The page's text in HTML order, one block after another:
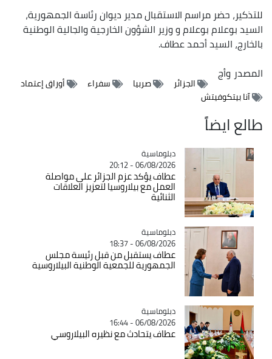
للتذكير، حضر مراسم الاستقبال مدير ديوان رئاسة الجمهورية،
السيد بوعلام بوعلام و وزير الشؤون الخارجية والجالية الوطنية
بالخارج، السيد أحمد عطاف.
المصدروأج
الجزائر صربيا سفراء
أوراق إعتماد
آنا بيتكوفيتش
طالع ايضاً
Catégorie
دبلوماسية
06/08/2026 - 20:12
عطاف يؤكد عزم الجزائر على مواصلة
العمل مع بيلاروسيا لتعزيز العلاقات
الثنائية
Catégorie
دبلوماسية
06/08/2026 - 18:37
عطاف يستقبل من قبل رئيسة مجلس
الجمهورية للجمعية الوطنية البيلاروسية
Catégorie
دبلوماسية
06/08/2026 - 16:44
عطاف يتحادث مع نظيره البيلاروسي